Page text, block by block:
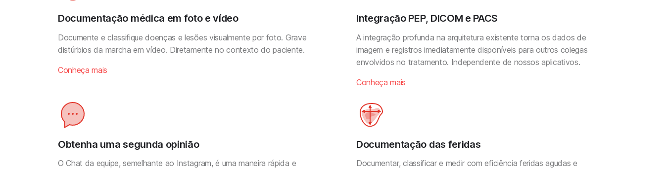
Documentação médica em foto e vídeo
Documente e classifique doenças e lesões visualmente por foto. Grave
distúrbios da marcha em vídeo. Diretamente no contexto do paciente.
Conheça mais
Integração PEP, DICOM e PACS
A integração profunda na arquitetura existente torna os dados de
imagem e registros imediatamente disponíveis para outros colegas
envolvidos no tratamento. Independente de nossos aplicativos.
Conheça mais
Obtenha uma segunda opinião
O Chat da equipe, semelhante ao Instagram, é uma maneira rápida e
Documentação das feridas
Documentar, classificar e medir com eficiência feridas agudas e